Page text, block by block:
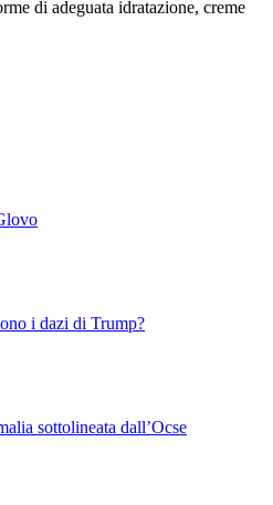
di adeguata idratazione, creme
i dazi di Trump?
sottolineata dall’Ocse